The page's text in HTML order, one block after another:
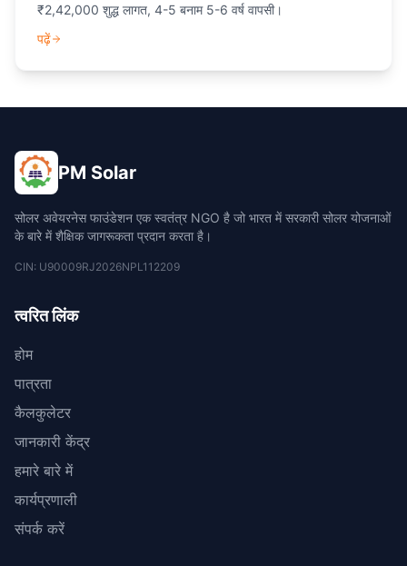
₹2,42,000 शुद्ध लागत, 4-5 बनाम 5-6 वर्ष वापसी।
पढ़ें
PM Solar
सोलर अवेयरनेस फाउंडेशन एक स्वतंत्र NGO है जो भारत में सरकारी सोलर योजनाओं
के बारे में शैक्षिक जागरूकता प्रदान करता है।
CIN: U90009RJ2026NPL112209
त्वरित लिंक
होम
पात्रता
कैलकुलेटर
जानकारी केंद्र
हमारे बारे में
कार्यप्रणाली
संपर्क करें